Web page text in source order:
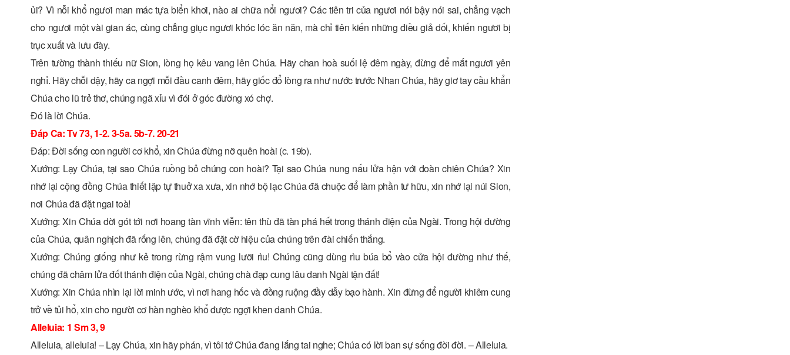
ủi? Vì nỗi khổ ngươi man mác tựa biển khơi, nào ai chữa nổi ngươi? Các tiên tri của ngươi nói bậy nói sai, chẳng vạch
cho ngươi một vài gian ác, cùng chẳng giục ngươi khóc lóc ăn năn, mà chỉ tiên kiến những điều giả dối, khiến ngươi bị
trục xuất và lưu đày.
Trên tường thành thiếu nữ Sion, lòng họ kêu vang lên Chúa. Hãy chan hoà suối lệ đêm ngày, đừng để mắt ngươi yên
nghỉ. Hãy chỗi dậy, hãy ca ngợi mỗi đầu canh đêm, hãy giốc đổ lòng ra như nước trước Nhan Chúa, hãy giơ tay cầu khẩn
Chúa cho lũ trẻ thơ, chúng ngã xỉu vì đói ở góc đường xó chợ.
Ðó là lời Chúa.
Ðáp Ca: Tv 73, 1-2. 3-5a. 5b-7. 20-21
Ðáp: Ðời sống con người cơ khổ, xin Chúa đừng nỡ quên hoài (c. 19b).
Xướng: Lạy Chúa, tại sao Chúa ruồng bỏ chúng con hoài? Tại sao Chúa nung nấu lửa hận với đoàn chiên Chúa? Xin
nhớ lại cộng đồng Chúa thiết lập tự thuở xa xưa, xin nhớ bộ lạc Chúa đã chuộc để làm phần tư hữu, xin nhớ lại núi Sion,
nơi Chúa đã đặt ngai toà!
Xướng: Xin Chúa dời gót tới nơi hoang tàn vĩnh viễn: tên thù đã tàn phá hết trong thánh điện của Ngài. Trong hội đường
của Chúa, quân nghịch đã rống lên, chúng đã đặt cờ hiệu của chúng trên đài chiến thắng.
Xướng: Chúng giống như kẻ trong rừng rậm vung lưỡi rìu! Chúng cũng dùng rìu búa bổ vào cửa hội đường như thế,
chúng đã châm lửa đốt thánh điện của Ngài, chúng chà đạp cung lâu danh Ngài tận đất!
Xướng: Xin Chúa nhìn lại lời minh ước, vì nơi hang hốc và đồng ruộng đầy dẫy bạo hành. Xin đừng để người khiêm cung
trở về tủi hổ, xin cho người cơ hàn nghèo khổ được ngợi khen danh Chúa.
Alleluia: 1 Sm 3, 9
Alleluia, alleluia! – Lạy Chúa, xin hãy phán, vì tôi tớ Chúa đang lắng tai nghe; Chúa có lời ban sự sống đời đời. – Alleluia.